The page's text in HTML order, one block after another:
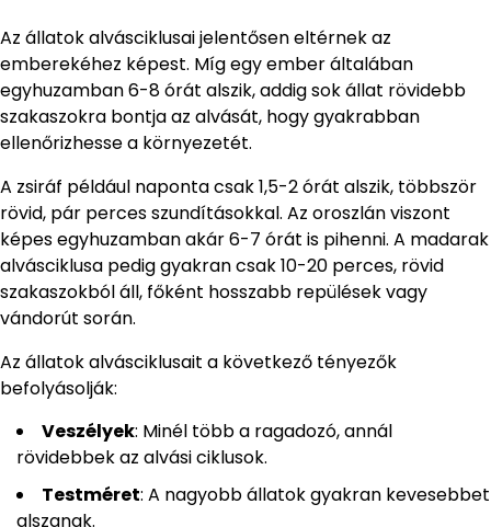
Az állatok alvásciklusai jelentősen eltérnek az
emberekéhez képest. Míg egy ember általában
egyhuzamban 6-8 órát alszik, addig sok állat rövidebb
szakaszokra bontja az alvását, hogy gyakrabban
ellenőrizhesse a környezetét.
A zsiráf például naponta csak 1,5-2 órát alszik, többször
rövid, pár perces szundításokkal. Az oroszlán viszont
képes egyhuzamban akár 6-7 órát is pihenni. A madarak
alvásciklusa pedig gyakran csak 10-20 perces, rövid
szakaszokból áll, főként hosszabb repülések vagy
vándorút során.
Az állatok alvásciklusait a következő tényezők
befolyásolják:
Veszélyek: Minél több a ragadozó, annál
rövidebbek az alvási ciklusok.
Testméret: A nagyobb állatok gyakran kevesebbet
alszanak.